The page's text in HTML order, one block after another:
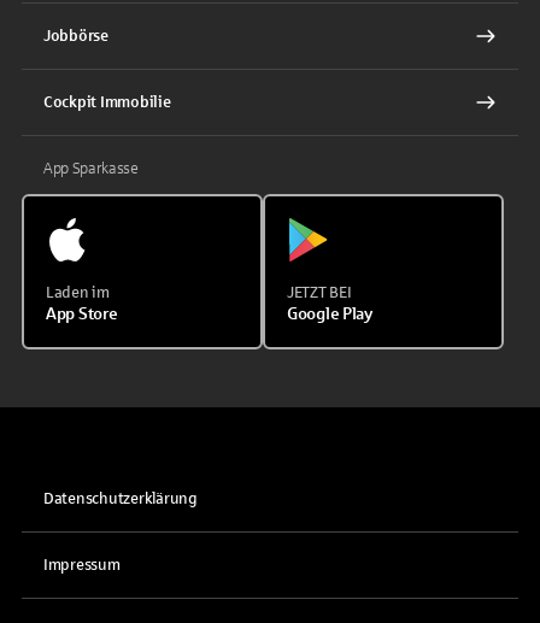
Jobbörse
Cockpit Immobilie
App Sparkasse
Laden im
App Store
JETZT BEI
Google Play
Datenschutzerklärung
Impressum